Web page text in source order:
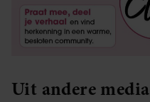
Uit andere media